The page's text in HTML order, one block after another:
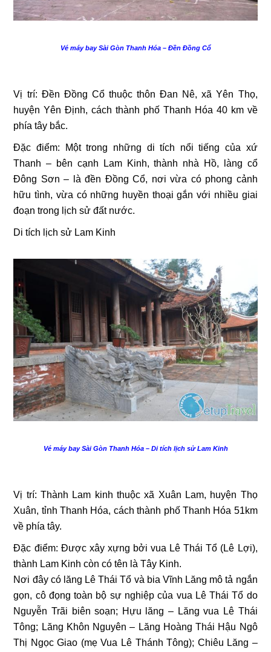
Vé máy bay Sài Gòn Thanh Hóa – Đền Đồng Cổ
Vị trí: Ðền Ðồng Cổ thuộc thôn Ðan Nê, xã Yên Thọ,
huyện Yên Ðịnh, cách thành phố Thanh Hóa 40 km về
phía tây bắc.
Đặc điểm: Một trong những di tích nổi tiếng của xứ
Thanh – bên cạnh Lam Kinh, thành nhà Hồ, làng cổ
Đông Sơn – là đền Ðồng Cổ, nơi vừa có phong cảnh
hữu tình, vừa có những huyền thoại gắn với nhiều giai
đoạn trong lịch sử đất nước.
Di tích lịch sử Lam Kinh
Vé máy bay Sài Gòn Thanh Hóa – Di tích lịch sử Lam Kinh
Vị trí: Thành Lam kinh thuộc xã Xuân Lam, huyện Thọ
Xuân, tỉnh Thanh Hóa, cách thành phố Thanh Hóa 51km
về phía tây.
Đặc điểm: Được xây xựng bởi vua Lê Thái Tổ (Lê Lợi),
thành Lam Kinh còn có tên là Tây Kinh.
Nơi đây có lăng Lê Thái Tổ và bia Vĩnh Lăng mô tả ngắn
gọn, cô đọng toàn bộ sự nghiệp của vua Lê Thái Tổ do
Nguyễn Trãi biên soạn; Hựu lăng – Lăng vua Lê Thái
Tông; Lăng Khôn Nguyên – Lăng Hoàng Thái Hậu Ngô
Thị Ngọc Giao (mẹ Vua Lê Thánh Tông); Chiêu Lăng –